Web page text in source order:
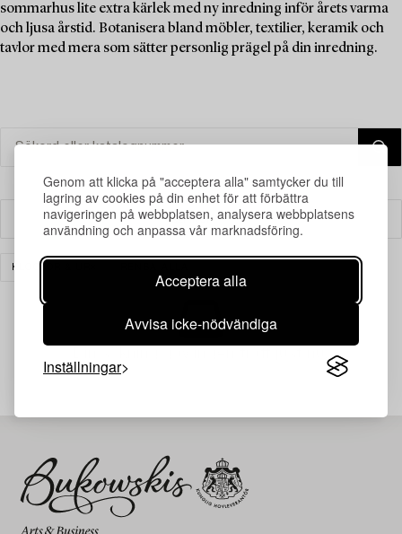
Genom att klicka på "acceptera alla" samtycker du till
lagring av cookies på din enhet för att förbättra
navigeringen på webbplatsen, analysera webbplatsens
användning och anpassa vår marknadsföring.
Acceptera alla
Avvisa icke-nödvändiga
Inställningar
sommarhus lite extra kärlek med ny inredning inför årets varma
och ljusa årstid. Botanisera bland möbler, textilier, keramik och
tavlor med mera som sätter personlig prägel på din inredning.
Filter
KLOCKOR & UR